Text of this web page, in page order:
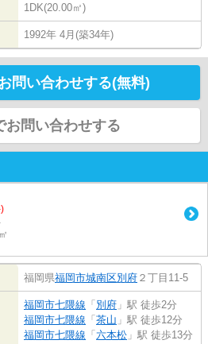
1DK(20.00㎡)
1992年 4月(築34年)
問い合わせする(無料)
お問い合わせする
福岡県福岡市城南区別府 ２丁目11-5
福岡市七隈線 「 別府 」駅 徒歩2分
福岡市七隈線 「 茶山 」駅 徒歩12分
福岡市七隈線 「 六本松 」駅 徒歩13分